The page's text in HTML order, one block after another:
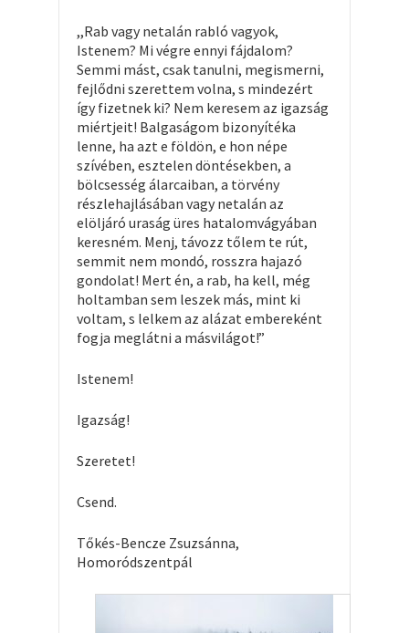
,,Rab vagy netalán rabló vagyok,
Istenem? Mi végre ennyi fájdalom?
Semmi mást, csak tanulni, megismerni,
fejlődni szerettem volna, s mindezért
így fizetnek ki? Nem keresem az igazság
miértjeit! Balgaságom bizonyítéka
lenne, ha azt e földön, e hon népe
szívében, esztelen döntésekben, a
bölcsesség álarcaiban, a törvény
részlehajlásában vagy netalán az
elöljáró uraság üres hatalomvágyában
keresném. Menj, távozz tőlem te rút,
semmit nem mondó, rosszra hajazó
gondolat! Mert én, a rab, ha kell, még
holtamban sem leszek más, mint ki
voltam, s lelkem az alázat embereként
fogja meglátni a másvilágot!”
Istenem!
Igazság!
Szeretet!
Csend.
Tőkés-Bencze Zsuzsánna,
Homoródszentpál